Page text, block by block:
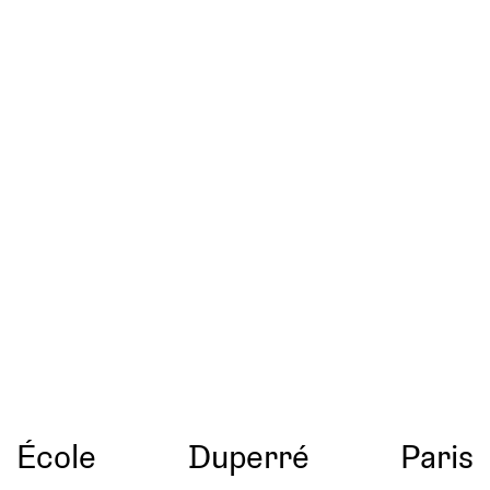
École Duperré Paris